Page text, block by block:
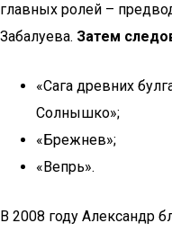
главных ролей –
Забалуева. Затем
«Сага древних
Солнышко»;
«Брежнев»;
«Вепрь».
В 2008 году Александр